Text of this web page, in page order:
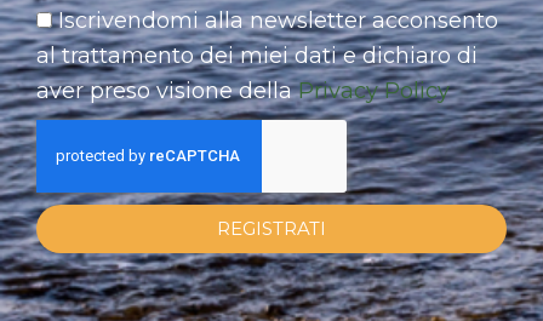
Iscrivendomi alla newsletter acconsento
al trattamento dei miei dati e dichiaro di
aver preso visione dellaPrivacy Policy
REGISTRATI